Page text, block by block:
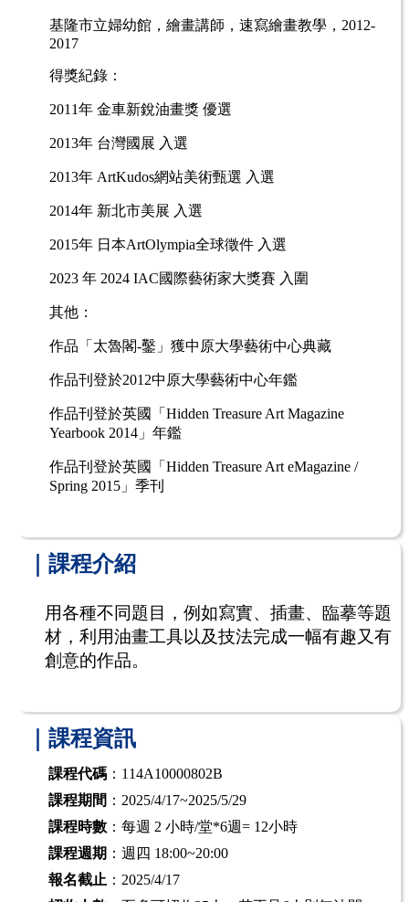
基隆市立婦幼館， 繪畫講師， 速寫繪畫教學， 2012-
2017
得獎紀錄：
2011年 金車新銳油畫獎 優選
2013年 台灣國展 入選
2013年 ArtKudos網站美術甄選 入選
2014年 新北市美展 入選
2015年 日本ArtOlympia全球徵件 入選
2023 年 2024 IAC國際藝術家大獎賽 入圍
其他：
作品「太魯閣-鑿」獲中原大學藝術中心典藏
作品刊登於2012中原大學藝術中心年鑑
作品刊登於英國「Hidden Treasure Art Magazine
Yearbook 2014」年鑑
作品刊登於英國「Hidden Treasure Art eMagazine /
Spring 2015」季刊
｜課程介紹
用各種不同題目，例如寫實、插畫、臨摹等題
材，利用油畫工具以及技法完成一幅有趣又有
創意的作品。
｜課程資訊
課程代碼 ：114A10000802B
課程期間 ：2025/4/17~2025/5/29
課程時數 ：每週 2 小時/堂*6週= 12小時
課程週期 ：週四 18:00~20:00
報名截止 ：2025/4/17